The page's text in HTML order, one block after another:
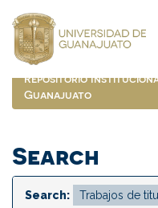
navigation
Repositorio
Guanajuato
Search
Search: